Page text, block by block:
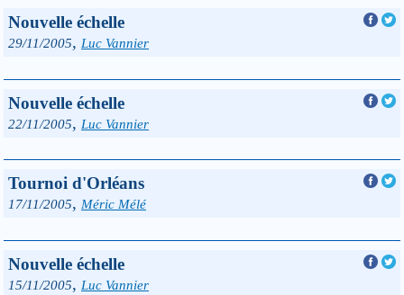
Nouvelle échelle
29/11/2005, Luc Vannier
Nouvelle échelle
22/11/2005, Luc Vannier
Tournoi d'Orléans
17/11/2005, Méric Mélé
Nouvelle échelle
15/11/2005, Luc Vannier